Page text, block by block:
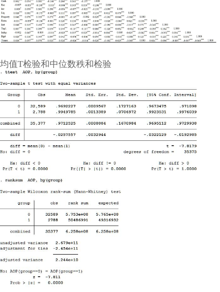
均值T检验和中位数秩和检验